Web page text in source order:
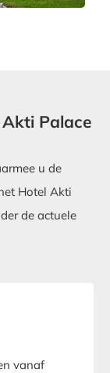
Palace
u de
Hotel Akti
de actuele
vanaf